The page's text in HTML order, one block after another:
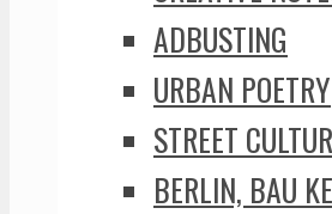
ADBUSTING
URBAN POETRY
STREET
BERLIN, BAU